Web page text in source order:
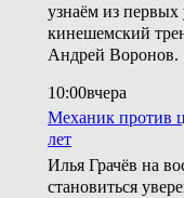
узнаём из
кинешемский
Андрей Воронов.
10:00вчера
Механик против
лет
Илья Грачёв на
становиться